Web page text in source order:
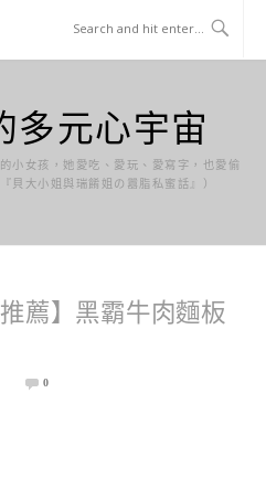
多元心宇宙
小女孩，她愛吃、愛玩、愛寫字，也愛偷
貝大小姐與瑞餚姐の囂脂私蜜話』）
薦】黑霸牛肉麵板
0